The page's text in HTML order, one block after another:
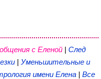
с Еленой | След
| Уменьшительные и
имени Елена | Все